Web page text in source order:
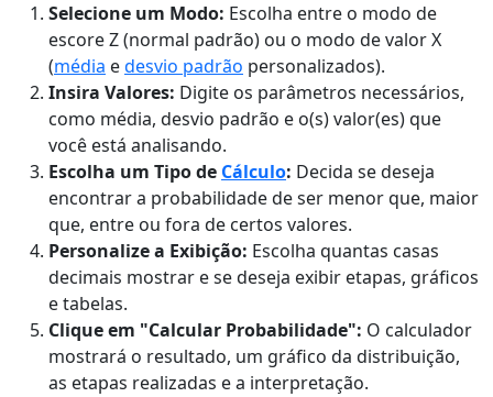
Selecione um Modo: Escolha entre o modo de
escore Z (normal padrão) ou o modo de valor X
(média edesvio padrão personalizados).
Insira Valores: Digite os parâmetros necessários,
como média, desvio padrão e o(s) valor(es) que
você está analisando.
Escolha um Tipo de Cálculo: Decida se deseja
encontrar a probabilidade de ser menor que, maior
que, entre ou fora de certos valores.
Personalize a Exibição: Escolha quantas casas
decimais mostrar e se deseja exibir etapas, gráficos
e tabelas.
Clique em "Calcular Probabilidade": O calculador
mostrará o resultado, um gráfico da distribuição,
as etapas realizadas e a interpretação.